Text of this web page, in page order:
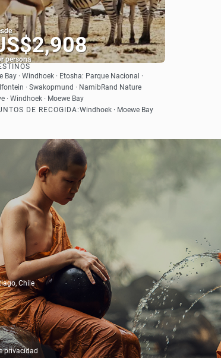
persona
Ver
Bay · Windhoek · Etosha: Parque Nacional ·
· Swakopmund · NamibRand Nature
· Windhoek · Moewe Bay
DE RECOGIDA:Windhoek · Moewe Bay
Chile
privacidad